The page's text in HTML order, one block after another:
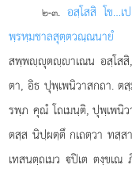
๒-๓. อสฺโสสิ โข…
พฺรหฺมชาลสุตฺตวณฺณนายํ
สพฺพฺุตฺาเณน อสฺโส
ตา, อิธ ปุพฺเพนิวาสกถา.
รพฺภ คุณํ โถเมนฺติ, ปุพฺเพ
ตสฺส นิปฺผตฺตึ กเถตฺวา ทสฺ
เทสนตฺถเมว ปิเต ตงฺขเ